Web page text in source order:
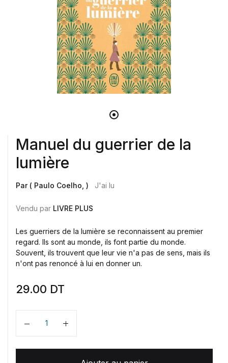
Manuel du guerrier de la
lumière
Par ( Paulo Coelho, ) J'ai lu
Vendu par LIVRE PLUS
Les guerriers de la lumière se reconnaissent au premier
regard. Ils sont au monde, ils font partie du monde.
Souvent, ils trouvent que leur vie n'a pas de sens, mais ils
n'ont pas renoncé à lui en donner un.
29.00 DT
Quantité